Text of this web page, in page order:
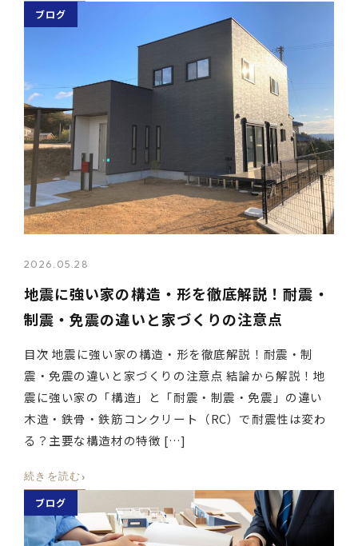
ブログ
2026.05.28
地震に強い家の構造・形を徹底解説！耐震・
制震・免震の違いと家づくりの注意点
目次 地震に強い家の構造・形を徹底解説！耐震・制
震・免震の違いと家づくりの注意点 結論から解説！地
震に強い家の「構造」と「耐震・制震・免震」の違い
木造・鉄骨・鉄筋コンクリート（RC）で耐震性は変わ
る？主要な構造材の特徴 […]
続きを読む ›
ブログ